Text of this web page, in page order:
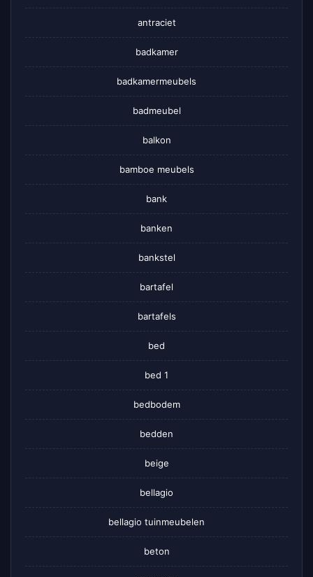
antraciet
badkamer
badkamermeubels
badmeubel
balkon
bamboe meubels
bank
banken
bankstel
bartafel
bartafels
bed
bed 1
bedbodem
bedden
beige
bellagio
bellagio tuinmeubelen
beton